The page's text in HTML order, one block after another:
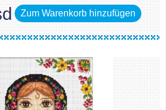
Zum Warenkorb hinzufügen